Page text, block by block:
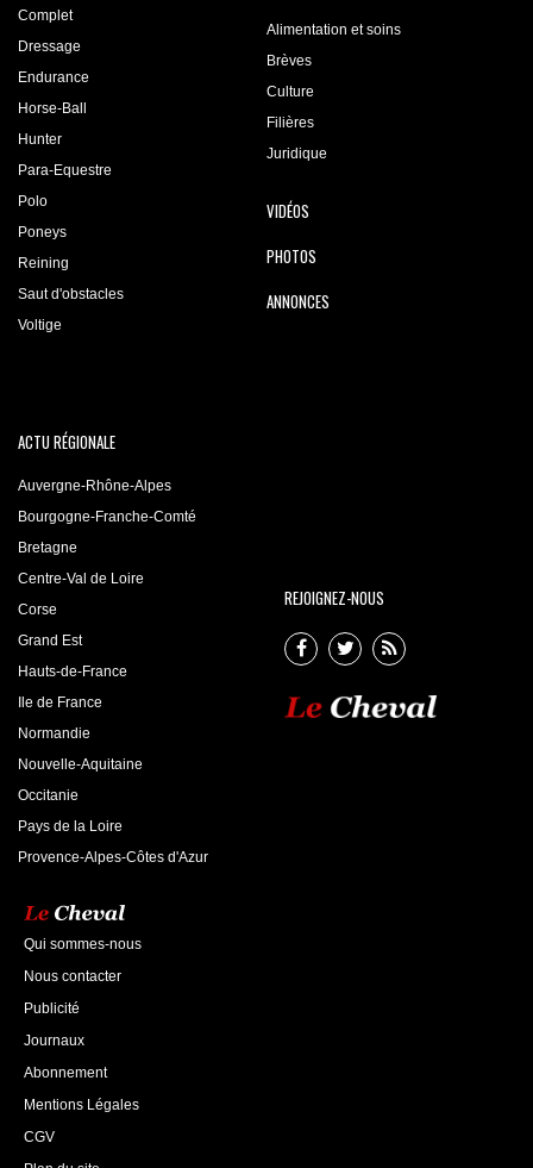
Complet
Dressage
Endurance
Horse-Ball
Hunter
Para-Equestre
Polo
Poneys
Reining
Saut d'obstacles
Voltige
Alimentation et soins
Brèves
Culture
Filières
Juridique
VIDÉOS
PHOTOS
ANNONCES
ACTU RÉGIONALE
Auvergne-Rhône-Alpes
Bourgogne-Franche-Comté
Bretagne
Centre-Val de Loire
Corse
Grand Est
Hauts-de-France
Ile de France
Normandie
Nouvelle-Aquitaine
Occitanie
Pays de la Loire
Provence-Alpes-Côtes d'Azur
REJOIGNEZ-NOUS
Qui sommes-nous
Nous contacter
Publicité
Journaux
Abonnement
Mentions Légales
CGV